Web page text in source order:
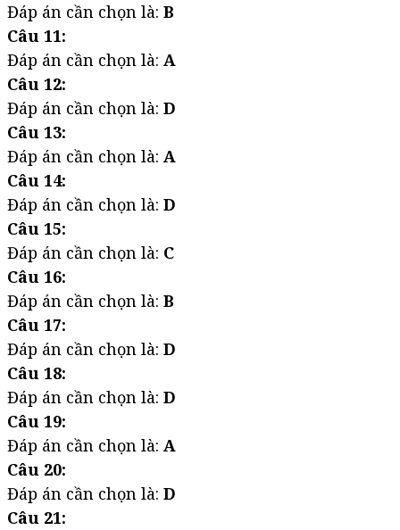
Đáp án cần chọn là: B
Câu 11:
Đáp án cần chọn là: A
Câu 12:
Đáp án cần chọn là: D
Câu 13:
Đáp án cần chọn là: A
Câu 14:
Đáp án cần chọn là: D
Câu 15:
Đáp án cần chọn là: C
Câu 16:
Đáp án cần chọn là: B
Câu 17:
Đáp án cần chọn là: D
Câu 18:
Đáp án cần chọn là: D
Câu 19:
Đáp án cần chọn là: A
Câu 20:
Đáp án cần chọn là: D
Câu 21: